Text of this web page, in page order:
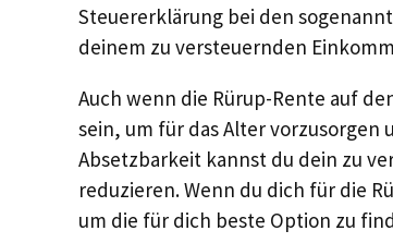
Steuererklärung bei den
deinem zu versteuernden
Auch wenn die Rürup-Rente auf
sein, um für das Alter
Absetzbarkeit kannst du dein zu
reduzieren. Wenn du dich für die
um die für dich beste Option zu